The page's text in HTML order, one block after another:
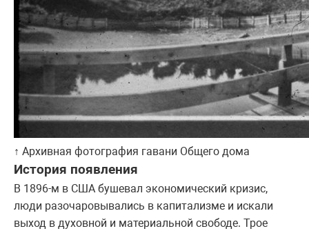
↑ Архивная фотография гавани Общего дома
История появления
В 1896-м в США бушевал экономический кризис,
люди разочаровывались в капитализме и искали
выход в духовной и материальной свободе. Трое